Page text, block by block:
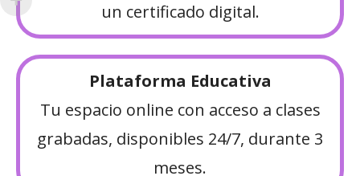
un certificado digital.
Plataforma Educativa
Tu espacio online con acceso a clases
grabadas, disponibles 24/7, durante 3
meses.